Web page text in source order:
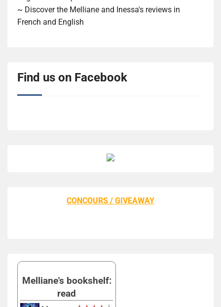
~ Discover the Melliane and Inessa's reviews in
French and English
Find us on Facebook
CONCOURS / GIVEAWAY
Melliane's bookshelf:
read